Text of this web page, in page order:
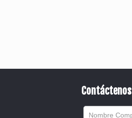
Contáctenos